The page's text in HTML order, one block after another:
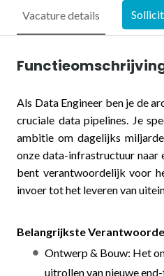
Vacature details
Als Data Engineer ben je de
cruciale data pipelines. Je
ambitie om dagelijks
onze data-infrastructuur naar
bent verantwoordelijk voor
invoer tot het leveren van
Belangrijkste
Ontwerp & Bouw: Het
uitrollen van nieuwe